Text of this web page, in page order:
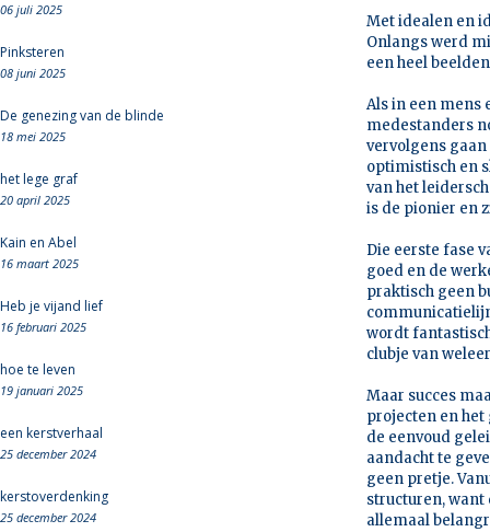
06 juli 2025
Pinksteren
08 juni 2025
De genezing van de blinde
18 mei 2025
het lege graf
20 april 2025
Kain en Abel
16 maart 2025
Heb je vijand lief
16 februari 2025
hoe te leven
19 januari 2025
een kerstverhaal
25 december 2024
kerstoverdenking
25 december 2024
Met idealen en
Onlangs werd
een heel
Als in een mens
medestanders
vervolgens gaan
optimistisch en
van het
is de pionier en
Die eerste fase
goed en de
praktisch geen
wordt
clubje van
Maar succes
projecten en het
de eenvoud
aandacht te
geen pretje.
structuren, want
allemaal